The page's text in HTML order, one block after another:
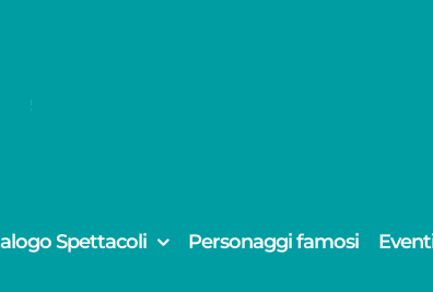
Spettacoli Personaggi famosi